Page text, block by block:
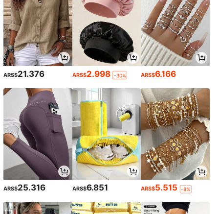
ARS$21.376 ARS$2.998 -30% ARS$6.166
ARS$25.316 ARS$6.851 ARS$5.515 -8%